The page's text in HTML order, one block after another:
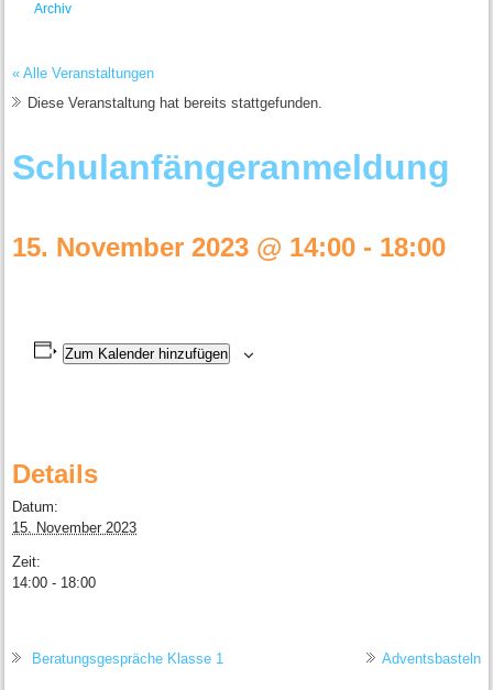
Archiv
« Alle Veranstaltungen
Diese Veranstaltung hat bereits stattgefunden.
Schulanfängeranmeldung
15. November 2023 @ 14:00 - 18:00
Zum Kalender hinzufügen
Details
Datum:
15. November 2023
Zeit:
14:00 - 18:00
Beratungsgespräche Klasse 1 Adventsbasteln